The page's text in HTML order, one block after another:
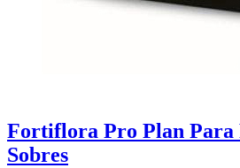
Fortiflora Pro Plan Para
Sobres